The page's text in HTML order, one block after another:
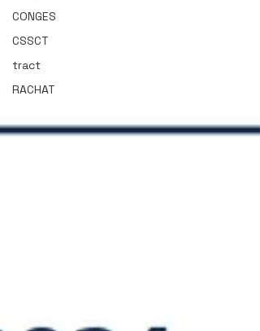
CONGES
CSSCT
tract
RACHAT